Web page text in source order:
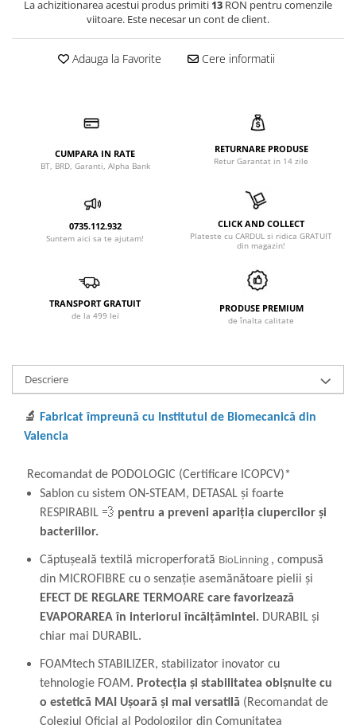
La achizitionarea acestui produs primiti 13 RON pentru comenzile
viitoare. Este necesar un cont de client.
Adauga la Favorite Cere informatii
CUMPARA IN RATE
BT, BRD, Garanti, Alpha Bank
RETURNARE PRODUSE
Retur Garantat in 14 zile
0735.112.932
Suntem aici sa te ajutam!
CLICK AND COLLECT
Plateste cu CARDUL si ridica GRATUIT
din magazin!
TRANSPORT GRATUIT
de la 499 lei
PRODUSE PREMIUM
de înalta calitate
Descriere
🔬 Fabricat împreună cu Institutul de Biomecanică din
Valencia
Recomandat de PODOLOGIC (Certificare ICOPCV)*
Sablon cu sistem ON-STEAM, DETASAL și foarte
RESPIRABIL 💨 pentru a preveni apariția ciupercilor și
bacteriilor.
Căptușeală textilă microperforată BioLinning , compusă
din MICROFIBRE cu o senzație asemănătoare pielii și
EFECT DE REGLARE TERMOARE care favorizează
EVAPORAREA în interiorul încălțămintei. DURABIL și
chiar mai DURABIL.
FOAMtech STABILIZER, stabilizator inovator cu
tehnologie FOAM. Protecția și stabilitatea obișnuite cu
o estetică MAI Ușoară și mai versatilă (Recomandat de
Colegiul Oficial al Podologilor din Comunitatea